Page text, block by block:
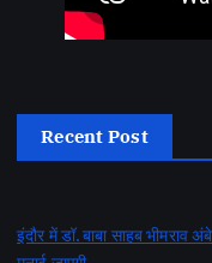
Recent Post
इंदौर में डॉ. बाबा साहब